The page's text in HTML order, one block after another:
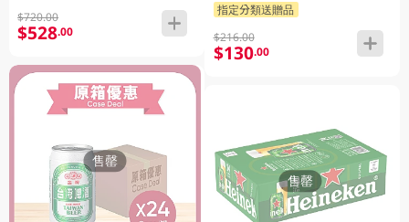
$720.00
$528.00
售罄
指定分類送贈品
$216.00
$130.00
售罄